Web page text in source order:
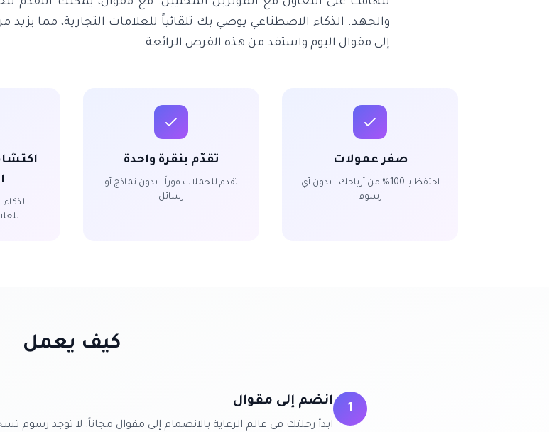
والجهد. الذكاء الاصطناعي يوصي بك تلقائياً للعلامات التجارية، مما
إلى مقوال اليوم واستفد من هذه الفرص الرائعة.
صفر عمولات
احتفظ بـ 100% من أرباحك - بدون أي
رسوم
تقدّم بنقرة واحدة
تقدم للحملات فوراً - بدون نماذج أو
رسائل
كيف يعمل
1 انضم إلى مقوال
ابدأ رحلتك في عالم الرعاية بالانضمام إلى مقوال مجاناً. لا توجد رسوم